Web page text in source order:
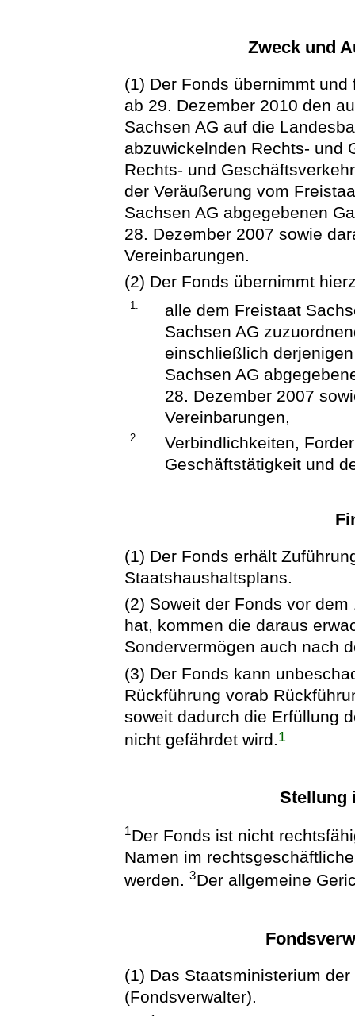
Zweck und
(1) Der Fonds übernimmt
ab 29. Dezember 2010 den
Sachsen AG auf die
abzuwickelnden Rechts- und
Rechts- und
der Veräußerung vom
Sachsen AG abgegebenen
28. Dezember 2007 sowie
Vereinbarungen.
(2) Der Fonds übernimmt
1.
alle dem Freistaat
Sachsen AG
einschließlich
Sachsen AG
28. Dezember 2007
Vereinbarungen,
2.
Verbindlichkeiten,
Geschäftstätigkeit und
(1) Der Fonds erhält
Staatshaushaltsplans.
(2) Soweit der Fonds vor
hat, kommen die daraus
Sondervermögen auch nach
(3) Der Fonds kann
Rückführung vorab
soweit dadurch die Erfüllung
nicht gefährdet wird.1
Stellung
1Der Fonds ist nicht
Namen im
werden.3Der allgemeine
(1) Das Staatsministerium
(Fondsverwalter).